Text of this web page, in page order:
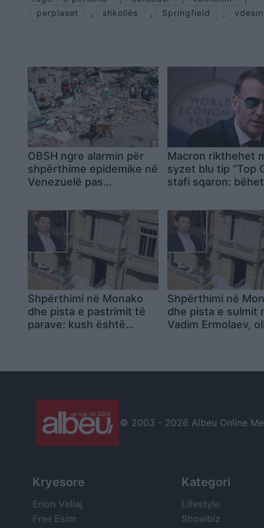
perplaset , shkollës , Springfield , vdesin
OBSH ngre alarmin për
shpërthime epidemike në
Venezuelë pas
të tejmbushura dhe
mijëra personave të
zhdukur
Macron rikthehet
syzet blu tip “Top
stafi sqaron:
Shpërthimi në Monako
dhe pista e pastrimit të
parave: kush është
Shpërthimi në
dhe pista e sulmit
Vadim Ermolaev,
© 2003 - 2026 Albeu Online
Kryesore
Erion Veliaj
Free Esim
Kategori
Lifestyle
Showbiz